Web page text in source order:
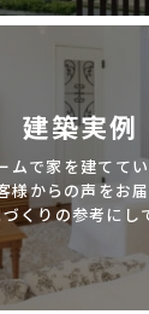
建築実例
ムで家を建てて
様からの声をお
くりの参考にし